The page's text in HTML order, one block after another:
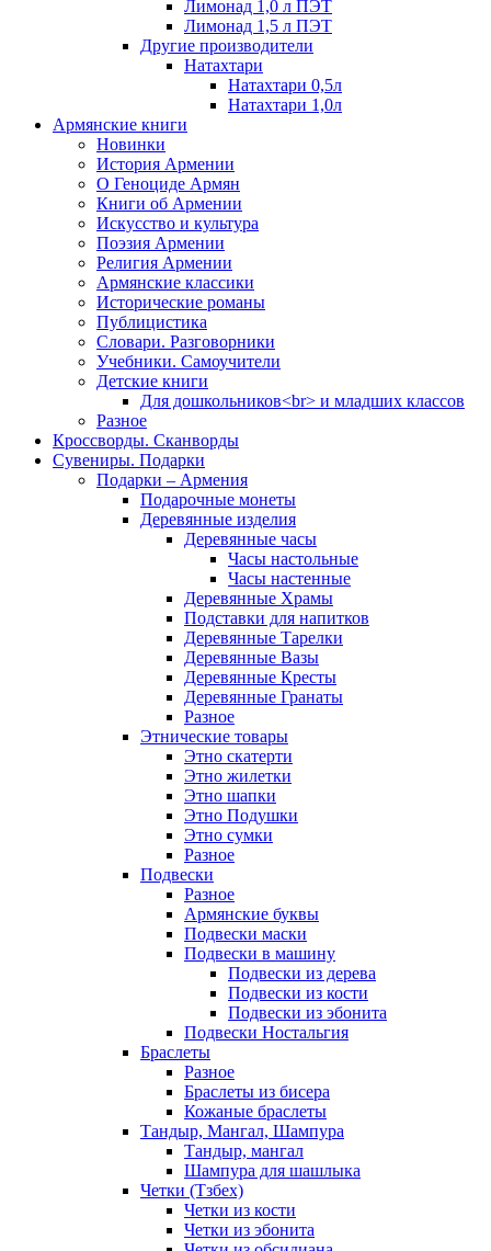
Лимонад 1,0 л ПЭТ
Лимонад 1,5 л ПЭТ
Другие производители
Натахтари
Натахтари 0,5л
Натахтари 1,0л
Армянские книги
Новинки
История Армении
О Геноциде Армян
Книги об Армении
Иcкусство и культура
Поэзия Армении
Религия Армении
Армянские классики
Исторические романы
Публицистика
Словари. Разговорники
Учебники. Самоучители
Детские книги
Для дошкольников<br> и младших классов
Разное
Кроссворды. Сканворды
Сувениры. Подарки
Подарки – Армения
Подарочные монеты
Деревянные изделия
Деревянные часы
Часы настольные
Часы настенные
Деревянные Храмы
Подставки для напитков
Деревянные Тарелки
Деревянные Вазы
Деревянные Кресты
Деревянные Гранаты
Разное
Этнические товары
Этно скатерти
Этно жилетки
Этно шапки
Этно Подушки
Этно сумки
Разное
Подвески
Разное
Армянские буквы
Подвески маски
Подвески в машину
Подвески из дерева
Подвески из кости
Подвески из эбонита
Подвески Ностальгия
Браслеты
Разное
Браслеты из бисера
Кожаные браслеты
Тандыр, Мангал, Шампура
Тандыр, мангал
Шампура для шашлыка
Четки (Тзбех)
Четки из кости
Четки из эбонита